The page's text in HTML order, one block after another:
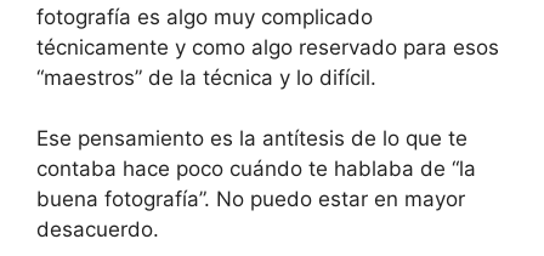
fotografía es algo muy complicado
técnicamente y como algo reservado para esos
“maestros” de la técnica y lo difícil.
Ese pensamiento es la antítesis de lo que te
contaba hace poco cuándo te hablaba de “la
buena fotografía”. No puedo estar en mayor
desacuerdo.